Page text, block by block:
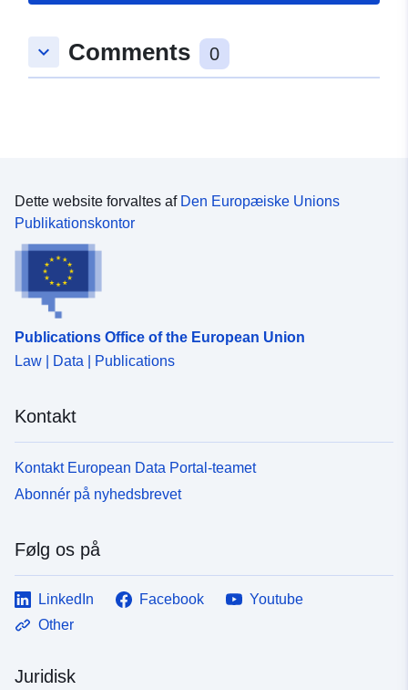
Type: Polygon
keyboard_arrow_down Comments 0
Dette website forvaltes af Den Europæiske Unions
Publikationskontor
Publications Office of the European Union
Law | Data | Publications
Kontakt
Kontakt European Data Portal-teamet
Abonnér på nyhedsbrevet
Følg os på
LinkedIn Facebook
Youtube
Other
Juridisk